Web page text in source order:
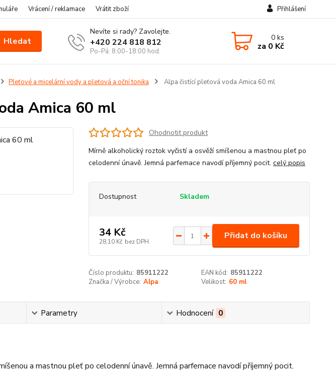
Vrácení / reklamace Vrátit zboží Přihlášení
Hledat
Nevíte si rady? Zavolejte.
+420 224 818 812
Po-Pá: 8:00-18:00 hod.
0ks
za 0 Kč
Pleťové a micelární vody a pleťová a oční tonika Alpa čistící pleťová voda Amica 60 ml
Amica 60 ml
Ohodnotit produkt
Mírně alkoholický roztok vyčistí a osvěží smíšenou a mastnou pleť po
celodenní únavě. Jemná parfemace navodí příjemný pocit. celý popis
Dostupnost Skladem
34 Kč
28,10 Kč bez DPH
Přidat do košíku
Číslo produktu: 85911222 EAN kód: 85911222
Značka / Výrobce: Alpa Velikost: 60 ml
Parametry Hodnocení 0
a mastnou pleť po celodenní únavě. Jemná parfemace navodí příjemný pocit.